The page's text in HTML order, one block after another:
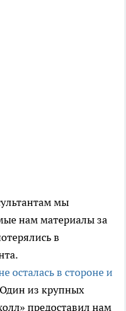
мы
нам материалы за
в
осталась в стороне и
из крупных
предоставил нам